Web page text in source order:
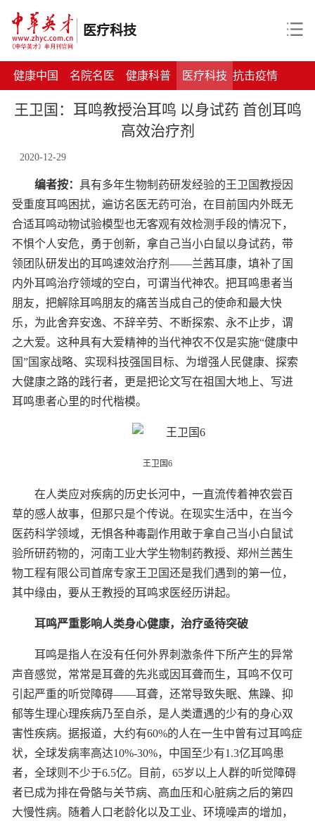
医疗科技
健康中国 名院名医 健康科普 医疗科技 抗击疫情
王卫国：耳鸣教授治耳鸣 以身试药 首创耳鸣
高效治疗剂
2020-12-29
编者按： 具有多年生物制药研发经验的王卫国教授因
受重度耳鸣困扰，遍访名医无药可治，在目前国内外既无
合适耳鸣动物试验模型也无客观有效检测手段的情况下，
不惧个人安危，勇于创新，拿自己当小白鼠以身试药，带
领团队研发出的耳鸣速效治疗剂——兰茜耳康，填补了国
内外耳鸣治疗领域的空白，可谓当代神农。把耳鸣患者当
朋友，把解除耳鸣朋友的痛苦当成自己的使命和最大快
乐，为此舍弃安逸、不辞辛劳、不断探索、永不止步，谓
之大爱。这种具有大爱精神的当代神农不仅是实施“健康中
国”国家战略、实现科技强国目标、为增强人民健康、探索
大健康之路的践行者，更是把论文写在祖国大地上、写进
耳鸣患者心里的时代楷模。
王卫国6
在人类应对疾病的历史长河中，一直流传着神农尝百
草的感人故事，但那只是个传说。在现实生活中，在当今
医药科学领域，无惧各种毒副作用敢于拿自己当小白鼠试
验所研药物的，河南工业大学生物制药教授、郑州兰茜生
物工程有限公司首席专家王卫国还是我们遇到的第一位，
其中缘由，要从王教授的耳鸣求医经历讲起。
耳鸣严重影响人类身心健康， 治疗亟待突破
耳鸣是指人在没有任何外界刺激条件下所产生的异常
声音感觉，常常是耳聋的先兆或因耳聋而生，耳鸣不仅可
引起严重的听觉障碍——耳聋，还常导致失眠、焦躁、抑
郁等生理心理疾病乃至自杀，是人类遭遇的少有的身心双
害性疾病。据报道，大约有60%的人在一生中曾有过耳鸣症
状，全球发病率高达10%-30%，中国至少有1.3亿耳鸣患
者，全球则不少于6.5亿。目前，65岁以上人群的听觉障碍
者已成为排在骨骼与关节病、高血压和心脏病之后的第四
大慢性病。随着人口老龄化以及工业、环境噪声的增加，